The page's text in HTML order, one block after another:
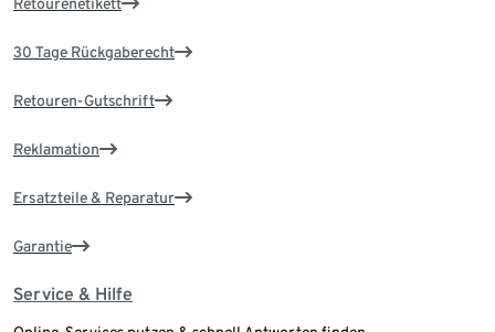
Retourenetikett
30 Tage Rückgaberecht
Retouren-Gutschrift
Reklamation
Ersatzteile & Reparatur
Garantie
Service & Hilfe